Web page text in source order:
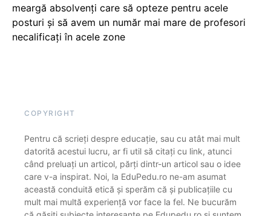
meargă absolvenți care să opteze pentru acele
posturi și să avem un număr mai mare de profesori
necalificați în acele zone
COPYRIGHT
Pentru că scrieți despre educație, sau cu atât mai mult
datorită acestui lucru, ar fi util să citați cu link, atunci
când preluați un articol, părți dintr-un articol sau o idee
care v-a inspirat. Noi, la EduPedu.ro ne-am asumat
această conduită etică și sperăm că și publicațiile cu
mult mai multă experiență vor face la fel. Ne bucurăm